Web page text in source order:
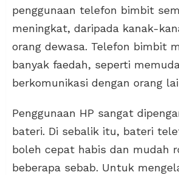
penggunaan telefon bimbit
meningkat, daripada kanak-
orang dewasa. Telefon bimbit
banyak faedah, seperti
berkomunikasi dengan orang
Penggunaan HP sangat
bateri. Di sebalik itu, bateri
boleh cepat habis dan mudah
beberapa sebab. Untuk